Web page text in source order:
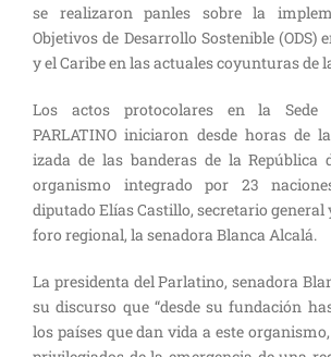
se realizaron panles sobre la
Objetivos de Desarrollo Sostenible (ODS)
y el Caribe en las actuales coyunturas de
Los actos protocolares en la Sede
PARLATINO iniciaron desde horas de
izada de las banderas de la República
organismo integrado por 23
diputado Elías Castillo, secretario general
foro regional, la senadora Blanca Alcalá.
La presidenta del Parlatino, senadora
su discurso que “desde su fundación
los países que dan vida a este